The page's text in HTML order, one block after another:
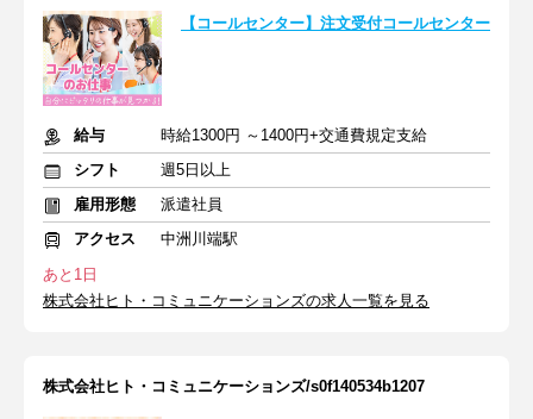
【コールセンター】注文受付コールセンター
給与
時給1300円 ～1400円+交通費規定支給
シフト
週5日以上
雇用形態
派遣社員
アクセス
中洲川端駅
あと1日
株式会社ヒト・コミュニケーションズの求人一覧を見る
株式会社ヒト・コミュニケーションズ/s0f140534b1207